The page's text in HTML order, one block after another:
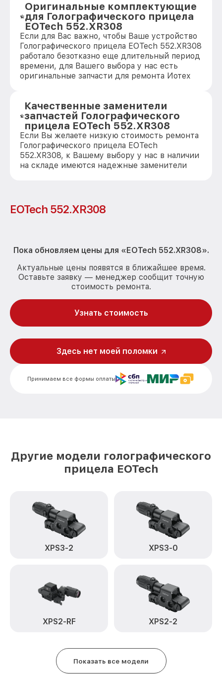
Оригинальные комплектующие
для Голографического прицела
EOTech 552.XR308
Если для Вас важно, чтобы Ваше устройство
Голографического прицела EOTech 552.XR308
работало безотказно еще длительный период
времени, для Вашего выбора у нас есть
оригинальные запчасти для ремонта Иотех
Качественные заменители
запчастей Голографического
прицела EOTech 552.XR308
Если Вы желаете низкую стоимость ремонта
Голографического прицела EOTech
552.XR308, к Вашему выбору у нас в наличии
на складе имеются надежные заменители
EOTech 552.XR308
Пока обновляем цены для « EOTech 552.XR308».
Актуальные цены появятся в ближайшее время.
Оставьте заявку — менеджер сообщит точную
стоимость ремонта.
Узнать стоимость
Принимаем все формы оплаты
Здесь нет моей поломки
Другие модели голографического
прицела EOTech
XPS3-2 XPS3-0
XPS2-RF XPS2-2
Показать все модели